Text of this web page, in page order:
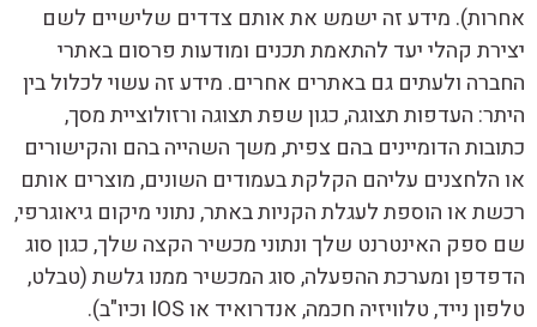
אחרות). מידע זה ישמש את אותם צדדים שלישיים לשם
יצירת קהלי יעד להתאמת תכנים ומודעות פרסום באתרי
החברה ולעתים גם באתרים אחרים. מידע זה עשוי לכלול בין
היתר: העדפות תצוגה, כגון שפת תצוגה ורזולוציית מסך,
כתובות הדומיינים בהם צפית, משך השהייה בהם והקישורים
או הלחצנים עליהם הקלקת בעמודים השונים, מוצרים אותם
רכשת או הוספת לעגלת הקניות באתר, נתוני מיקום גיאוגרפי,
שם ספק האינטרנט שלך ונתוני מכשיר הקצה שלך, כגון סוג
הדפדפן ומערכת ההפעלה, סוג המכשיר ממנו גלשת (טבלט,
טלפון נייד, טלוויזיה חכמה, אנדרואיד או IOS וכיו"ב).